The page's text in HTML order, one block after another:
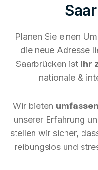
Planen Sie einen
die neue Adresse
Saarbrücken ist Ihr
nationale &
Wir bieten
unserer Erfahrung
stellen wir sicher,
reibungslos und